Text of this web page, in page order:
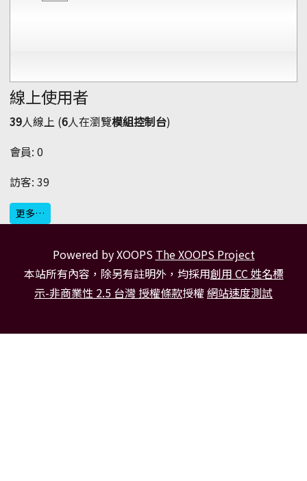
線上使用者
39人線上 (6人在瀏覽模組控制台)
會員: 0
訪客: 39
更多…
Powered by XOOPS The XOOPS Project
本站所有內容，除另有註明外，均採用創用 CC 姓名標
示-非商業性 2.5 台灣 授權條款授權網站速度測試